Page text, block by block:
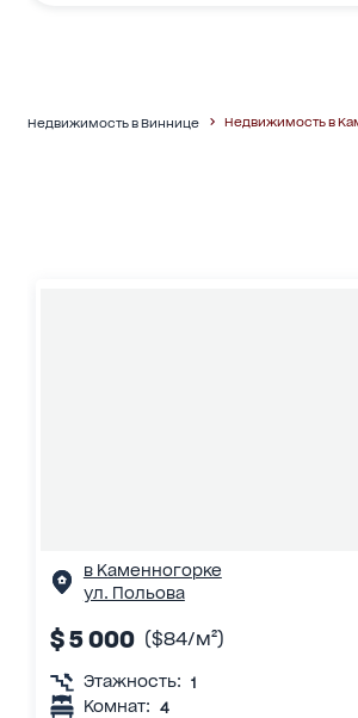
Недвижимость в Виннице Недвижимость в
в Каменногорке
ул. Польова
$ 5 000 ($84/м²)
Этажность: 1
Комнат: 4